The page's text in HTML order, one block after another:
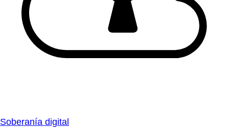
Soberanía digital